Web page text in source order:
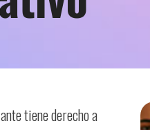
tiene derecho a